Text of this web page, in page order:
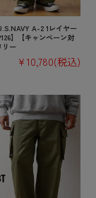
A-2 1レイヤー
】【キャンペーン対
リー
¥10,780(税込)